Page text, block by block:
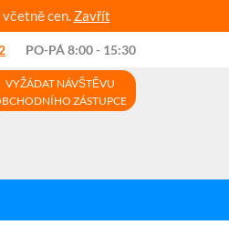
cen. Zavřít
PO-PÁ 8:00 - 15:30
VYŽÁDAT NÁVŠTĚVU
ZÁSTUPCE